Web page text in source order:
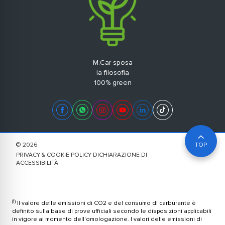
Ven 8:30- 13/ 14:30 - 18 Sab 8:30 - 13
Vendita, assistenza, ricambi & accessori
Vendita: Lun - Ven 9 - 13 / 15 - 19 Sab 9 - 13 Assistenza: Lun -
Ven 8,30 - 13 / 14 - 17,30 Sab 8,30 - 13
M.Car sposa
la filosofia
100% green
© 2026
PRIVACY & COOKIE POLICY DICHIARAZIONE DI
ACCESSIBILITÀ
TOP
(1) Il valore delle emissioni di CO2 e del consumo di carburante è
definito sulla base di prove ufficiali secondo le disposizioni applicabili
in vigore al momento dell'omologazione. I valori delle emissioni di